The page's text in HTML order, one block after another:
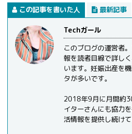
この記事を書いた人 最新記事
Techガール
このブログの運営者
報を読者目線で詳し
います。妊娠出産を
タが多いです。
2018年9月に月間約
イターさんにも協力
活情報を提供し続け